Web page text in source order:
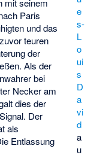
e
s-
L
o
ui
s
D
a
vi
d
a
u
Paris
und das
teuren
der
Als der
bei
Necker am
dies der
Der
als
Entlassung